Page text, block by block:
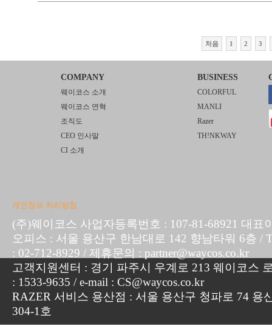
처음 1 2 3
COMPANY
웨이코스 소개
웨이코스 연혁
조직도
CEO 인사말
CI 소개
BUSINESS
COLORFUL
MANLI
Razer
TH!NKWAY
개인정보 처리방침
(주)웨이코스 사업자등록번호 : 107-81-68921 대표
오피스 : 서울 용산구 한남대로 142 향남타워 6층 /
: 02-712-8929 / 제휴문의 : partner@waycos.co.kr
고객지원센터 : 경기 파주시 우계로 213 웨이코스
: 1533-9635 / e-mail : CS@waycos.co.kr
RAZER 서비스 용산점 : 서울 용산구 청파로 74 용
304-1호